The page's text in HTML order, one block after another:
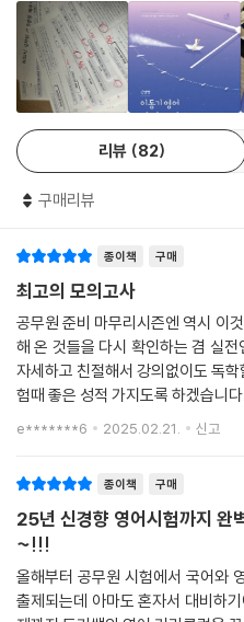
리뷰 82
구매리뷰
종이책 구매
최고의 모의고사
공무원 준비 마무리시즌엔 역시 이
해 온 것들을 다시 확인하는 겸 실
자세하고 친절해서 강의없이도 독
험때 좋은 성적 가지도록 하겠습니다.
e*******6 2025.02.21. 신고
종이책 구매
25년 신경향 영어시험까지 완
~!!!
올해부터 공무원 시험에서 국어와
출제되는데 아마도 혼자서 대비하